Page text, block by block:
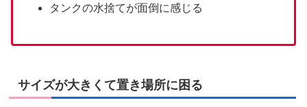
タンクの水捨てが面倒に感じる
サイズが大きくて置き場所に困る